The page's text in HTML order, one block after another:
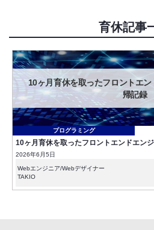
育休記事
10ヶ月育休を取ったフロントエ
帰記録
プログラミング
10ヶ月育休を取ったフロントエンドエン
2026年6月5日
Webエンジニア/Webデザイナー
TAKIO